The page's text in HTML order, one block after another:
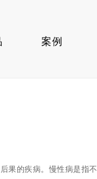
案例
果的疾病。慢性病是指不